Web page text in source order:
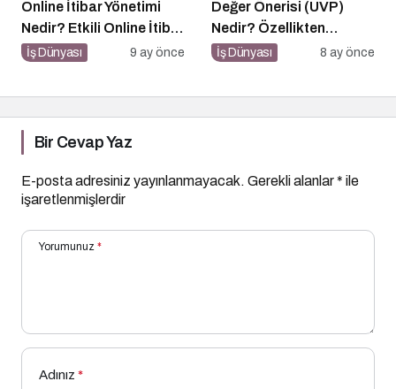
Online İtibar Yönetimi
Nedir? Etkili Online İtibar
Yönetimi İçin 10 Altın
İş Dünyası 9 ay önce
Değer Önerisi (UVP)
Nedir? Özellikten
Faydaya Geçiş
İş Dünyası 8 ay önce
Bir Cevap Yaz
E-posta adresiniz yayınlanmayacak. Gerekli alanlar* ile
işaretlenmişlerdir
Yorumunuz *
Adınız *